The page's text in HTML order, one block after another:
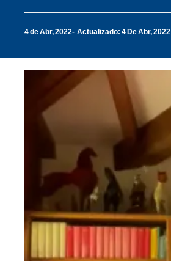
4 de Abr, 2022 Actualizado: 4 De Abr, 2022